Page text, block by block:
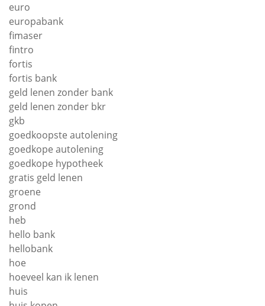
euro
europabank
fimaser
fintro
fortis
fortis bank
geld lenen zonder bank
geld lenen zonder bkr
gkb
goedkoopste autolening
goedkope autolening
goedkope hypotheek
gratis geld lenen
groene
grond
heb
hello bank
hellobank
hoe
hoeveel kan ik lenen
huis